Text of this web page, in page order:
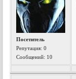
Посетитель
Репутация:0
Сообщений: 10